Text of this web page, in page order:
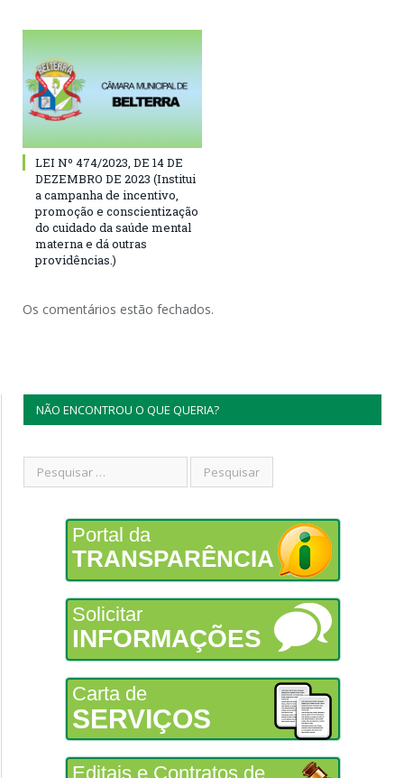
LEI Nº 474/2023, DE 14 DE
DEZEMBRO DE 2023 (Institui
a campanha de incentivo,
promoção e conscientização
do cuidado da saúde mental
materna e dá outras
providências.)
Os comentários estão fechados.
NÃO ENCONTROU O QUE QUERIA?
Portal da
TRANSPARÊNCIA
Solicitar
INFORMAÇÕES
Carta de
SERVIÇOS
Editais e Contratos de